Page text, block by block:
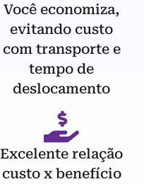
Você economiza,
evitando custo
com transporte e
tempo de
deslocamento
Excelente relação
custo x benefício